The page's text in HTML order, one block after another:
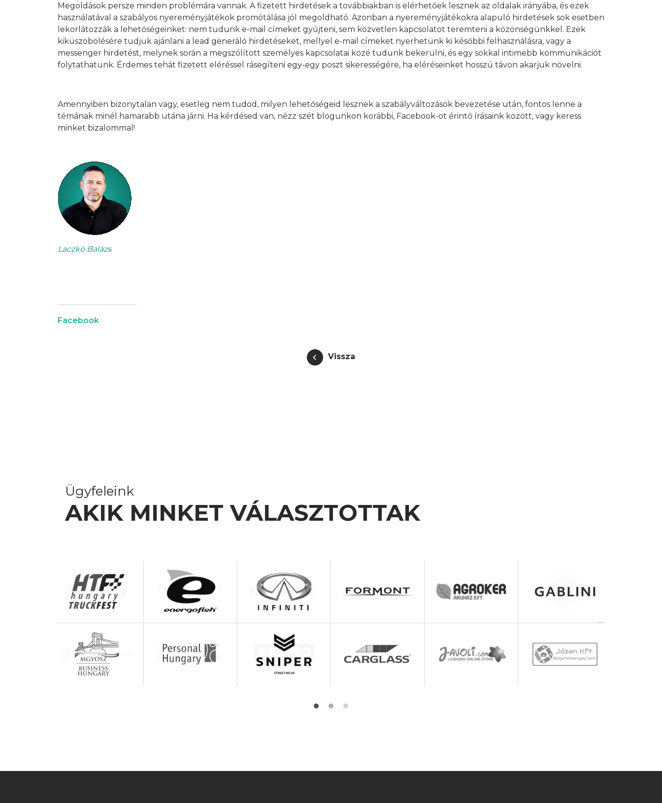
Megoldások persze minden problémára vannak. A fizetett hirdetések a továbbiakban is elérhetőek lesznek az oldalak irányába, és ezek
használatával a szabályos nyereményjátékok promótálása jól megoldható. Azonban a nyereményjátékokra alapuló hirdetések sok esetben
lekorlátozzák a lehetőségeinket: nem tudunk e-mail címeket gyűjteni, sem közvetlen kapcsolatot teremteni a közönségünkkel. Ezek
kiküszöbölésére tudjuk ajánlani a lead generáló hirdetéseket, mellyel e-mail címeket nyerhetünk ki későbbi felhasználásra, vagy a
messenger hirdetést, melynek során a megszólított személyes kapcsolatai közé tudunk bekerülni, és egy sokkal intimebb kommunikációt
folytathatunk. Érdemes tehát fizetett eléréssel rásegíteni egy-egy poszt sikerességére, ha eléréseinket hosszú távon akarjuk növelni.
Amennyiben bizonytalan vagy, esetleg nem tudod, milyen lehetőségeid lesznek a szabályváltozások bevezetése után, fontos lenne a
témának minél hamarabb utána járni. Ha kérdésed van, nézz szét blogunkon korábbi, Facebook-ot érintő írásaink között, vagy keress
minket bizalommal!
Laczkó Balázs
Facebook
Vissza
Ügyfeleink
AKIK MINKET VÁLASZTOTTAK